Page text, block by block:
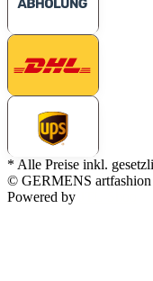
* Alle Preise inkl.
© GERMENS artfashion
Powered by